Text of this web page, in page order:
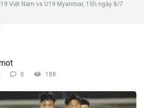
Việt Nam vs U19 Myanmar, 15h ngày 8/7
0 188